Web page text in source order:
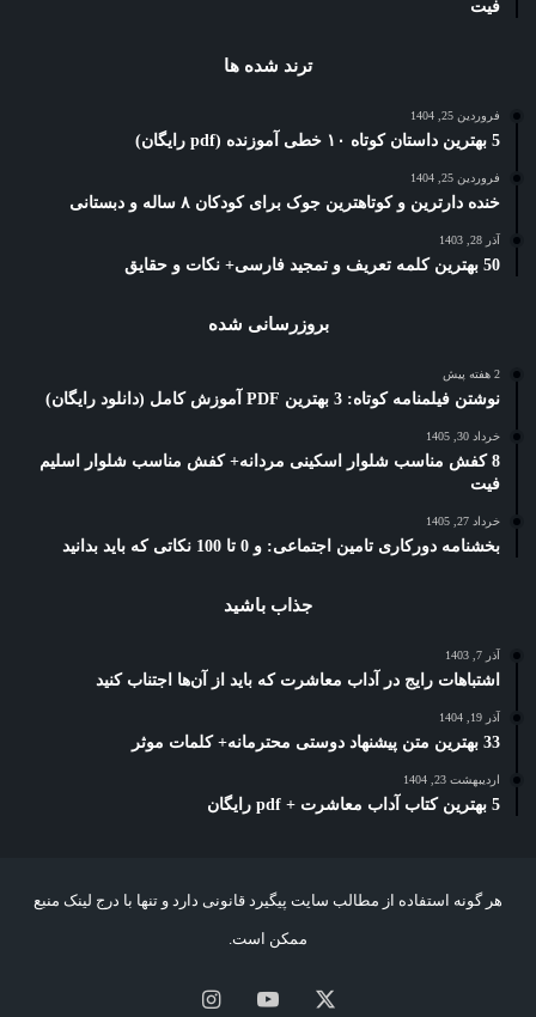
فیت
ترند شده ها
فروردین 25, 1404
5 بهترین داستان کوتاه ۱۰ خطی آموزنده (pdf رایگان)
فروردین 25, 1404
خنده دارترین و کوتاهترین جوک برای کودکان ۸ ساله و دبستانی
آذر 28, 1403
50 بهترین کلمه تعریف و تمجید فارسی+ نکات و حقایق
بروزرسانی شده
2 هفته پیش
نوشتن فیلمنامه کوتاه: 3 بهترین PDF آموزش کامل (دانلود رایگان)
خرداد 30, 1405
8 کفش مناسب شلوار اسکینی مردانه+ کفش مناسب شلوار اسلیم
فیت
خرداد 27, 1405
بخشنامه دورکاری تامین اجتماعی: و 0 تا 100 نکاتی که باید بدانید
جذاب باشید
آذر 7, 1403
اشتباهات رایج در آداب معاشرت که باید از آن‌ها اجتناب کنید
آذر 19, 1404
33 بهترین متن پیشنهاد دوستی محترمانه+ کلمات موثر
اردیبهشت 23, 1404
5 بهترین کتاب آداب معاشرت + pdf رایگان
هر گونه استفاده از مطالب سایت پیگیرد قانونی دارد و تنها با درج لینک منبع
ممکن است.
یوتیوباینستاگرام